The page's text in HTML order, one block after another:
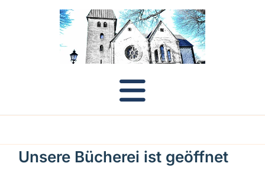
Unsere Bücherei ist geöffnet